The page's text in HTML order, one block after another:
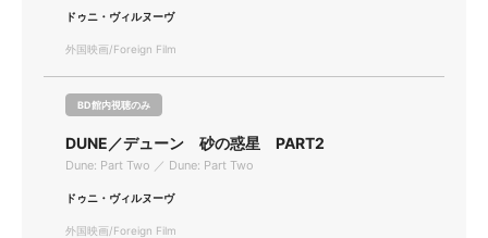
ドゥニ・ヴィルヌーヴ
外国映画/Foreign Film
BD館内視聴のみ
DUNE／デューン 砂の惑星 PART2
Dune: Part Two ／ Dune: Part Two
ドゥニ・ヴィルヌーヴ
外国映画/Foreign Film